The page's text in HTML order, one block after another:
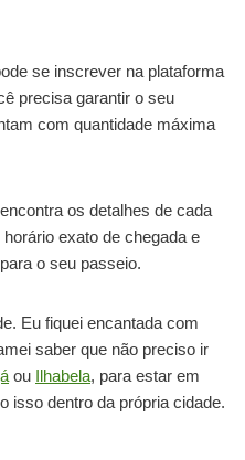
se inscrever na plataforma
precisa garantir o seu
com quantidade máxima
os detalhes de cada
exato de chegada e
o seu passeio.
Eu fiquei encantada com
saber que não preciso ir
ou Ilhabela, para estar em
isso dentro da própria cidade.